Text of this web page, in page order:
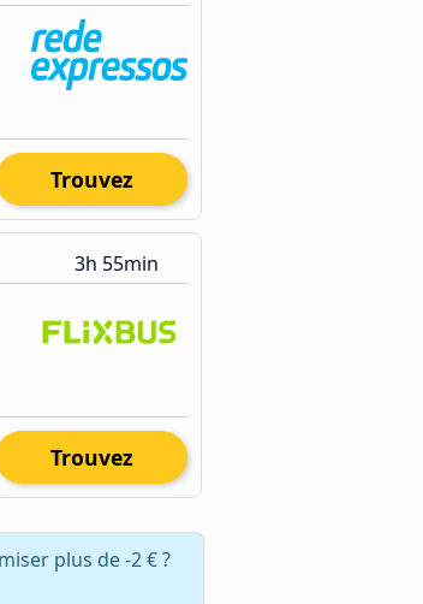
Trouvez
3h 55min
Trouvez
plus de -2 € ?